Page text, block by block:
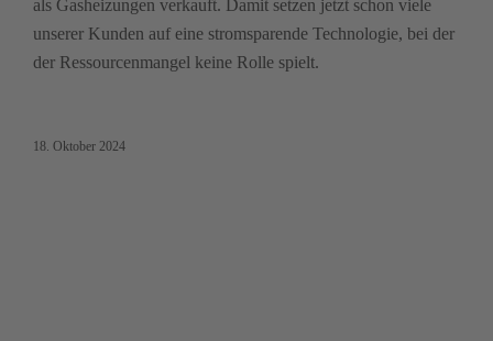
als Gasheizungen verkauft. Damit setzen jetzt schon viele
unserer Kunden auf eine stromsparende Technologie, bei der
der Ressourcenmangel keine Rolle spielt.
18. Oktober 2024